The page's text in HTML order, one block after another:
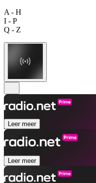
A - H
I - P
Q - Z
Leer meer
Leer meer